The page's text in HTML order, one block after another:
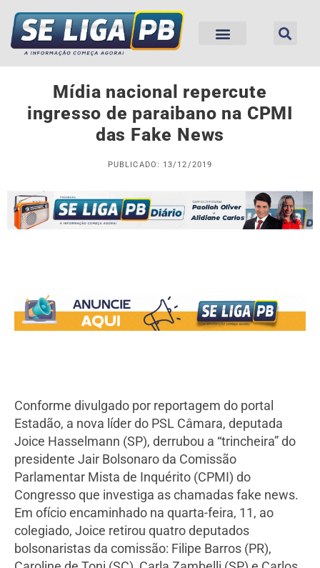
Mídia nacional repercute
ingresso de paraibano na CPMI
das Fake News
PUBLICADO: 13/12/2019
Conforme divulgado por reportagem do portal
Estadão, a nova líder do PSL Câmara, deputada
Joice Hasselmann (SP), derrubou a “trincheira” do
presidente Jair Bolsonaro da Comissão
Parlamentar Mista de Inquérito (CPMI) do
Congresso que investiga as chamadas fake news.
Em ofício encaminhado na quarta-feira, 11, ao
colegiado, Joice retirou quatro deputados
bolsonaristas da comissão: Filipe Barros (PR),